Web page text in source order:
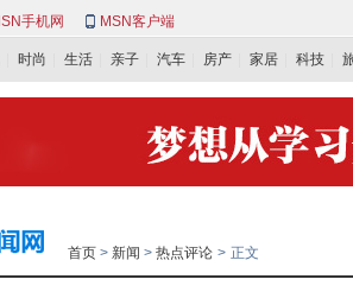
手机网 MSN客户端
时尚 生活 亲子 汽车 房产 家居 科技
首页 > 新闻 > 热点评论 > 正文